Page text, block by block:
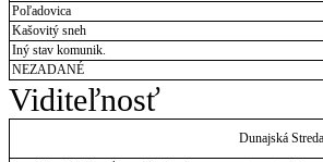
Poľadovica
Kašovitý sneh
Iný stav komunik.
NEZADANÉ
Viditeľnosť
Dunajská Streda